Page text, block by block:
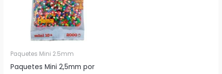
Paquetes Mini 2.5mm
Paquetes Mini 2,5mm por